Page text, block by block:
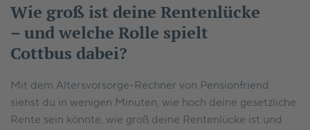
Wie groß ist deine Rentenlücke
– und welche Rolle spielt
Cottbus dabei?
Mit dem Altersvorsorge-Rechner von Pensionfriend
siehst du in wenigen Minuten, wie hoch deine gesetzliche
Rente sein könnte, wie groß deine Rentenlücke ist und